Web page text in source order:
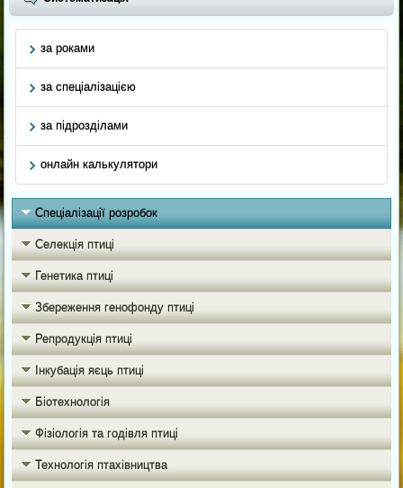
за роками
за спеціалізацією
за підрозділами
онлайн калькулятори
Спеціалізації розробок
Селекція птиці
Генетика птиці
Збереження генофонду птиці
Репродукція птиці
Інкубація яєць птиці
Біотехнологія
Фізіологія та годівля птиці
Технологія птахівництва